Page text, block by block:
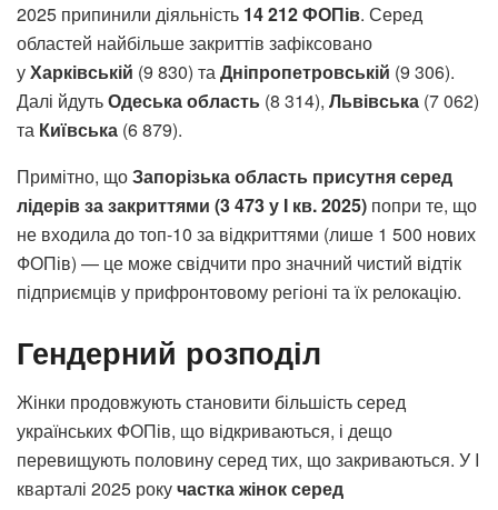
2025 припинили діяльність 14 212 ФОПів. Серед
областей найбільше закриттів зафіксовано
уХарківській (9 830) таДніпропетровській (9 306).
Далі йдутьОдеська область (8 314), Львівська (7 062)
та Київська (6 879).
Примітно, щоЗапорізька область присутня серед
лідерів за закриттями (3 473 у I кв. 2025) попри те, що
не входила до топ-10 за відкриттями (лише 1 500 нових
ФОПів) — це може свідчити про значний чистий відтік
підприємців у прифронтовому регіоні та їх релокацію.
Гендерний розподіл
Жінки продовжують становити більшість серед
українських ФОПів, що відкриваються, і дещо
перевищують половину серед тих, що закриваються. У I
кварталі 2025 рокучастка жінок серед